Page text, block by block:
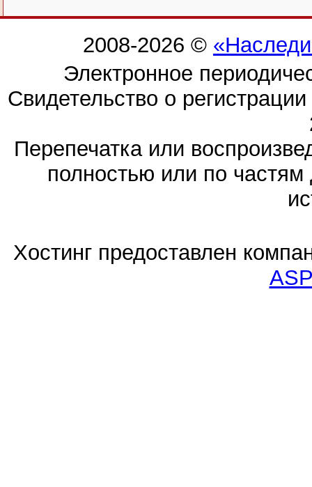
2008-2026 ©
Электронное
Свидетельство о
Перепечатка или
полностью или по частям
Хостинг предоставлен